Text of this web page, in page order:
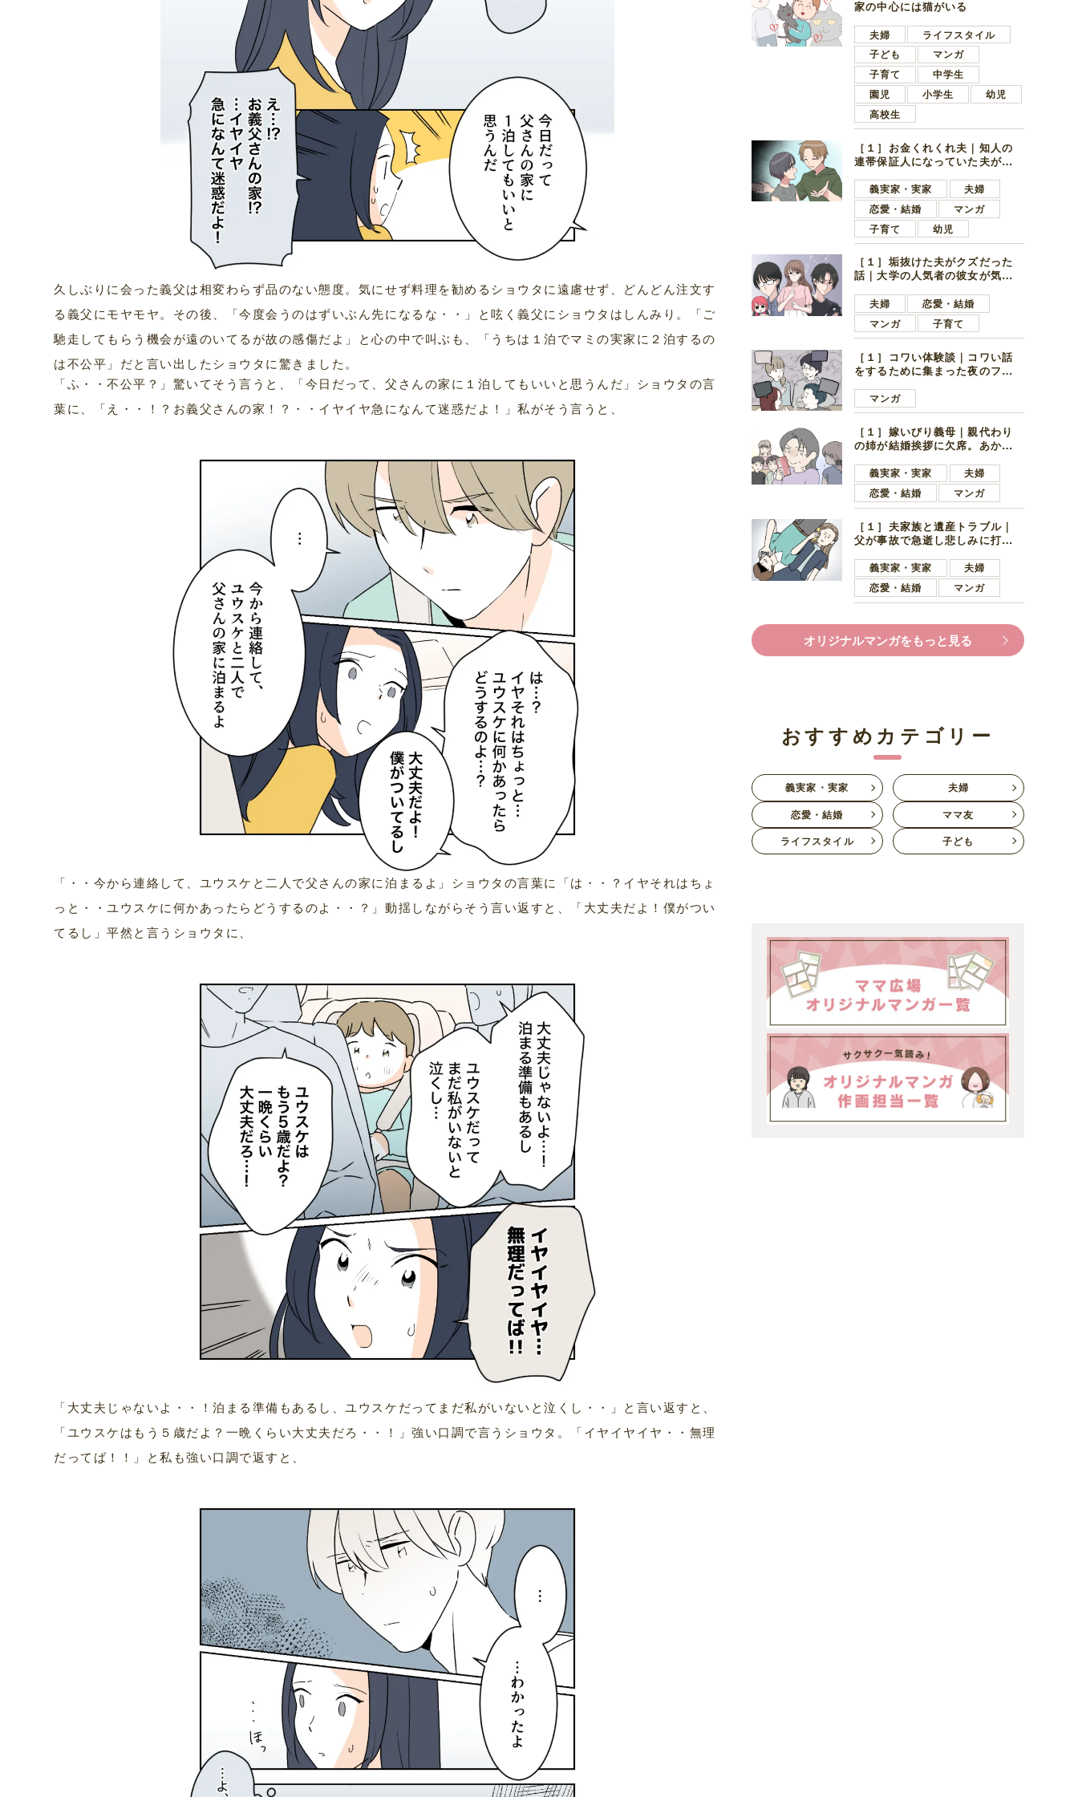
久しぶりに会った義父は相変わらず品のない態度。気にせず料理を勧めるショウタに遠慮せず、どんどん注文す
る義父にモヤモヤ。その後、「今度会うのはずいぶん先になるな・・」と呟く義父にショウタはしんみり。「ご
馳走してもらう機会が遠のいてるが故の感傷だよ」と心の中で叫ぶも、「うちは１泊でマミの実家に２泊するの
は不公平」だと言い出したショウタに驚きました。
「ふ・・不公平？」驚いてそう言うと、「今日だって、父さんの家に１泊してもいいと思うんだ」ショウタの言
葉に、「え・・！？お義父さんの家！？・・イヤイヤ急になんて迷惑だよ！」私がそう言うと、
「・・今から連絡して、ユウスケと二人で父さんの家に泊まるよ」ショウタの言葉に「は・・？イヤそれはちょ
っと・・ユウスケに何かあったらどうするのよ・・？」動揺しながらそう言い返すと、「大丈夫だよ！僕がつい
てるし」平然と言うショウタに、
「大丈夫じゃないよ・・！泊まる準備もあるし、ユウスケだってまだ私がいないと泣くし・・」と言い返すと、
「ユウスケはもう５歳だよ？一晩くらい大丈夫だろ・・！」強い口調で言うショウタ。「イヤイヤイヤ・・無理
だってば！！」と私も強い口調で返すと、
家の中心には猫がいる
夫婦
ライフスタイル
子ども
マンガ
子育て
中学生
園児
小学生
幼児
高校生
［１］お金くれくれ夫｜知人の
連帯保証人になっていた夫が家
言ってきた
義実家・実家
夫婦
恋愛・結婚
マンガ
子育て
幼児
［１］垢抜けた夫がクズだった
話｜大学の人気者の彼女が気に
子学生
夫婦
恋愛・結婚
マンガ
子育て
［１］コワい体験談｜コワい話
をするために集まった夜のファ
好きの男の子ママ
マンガ
［１］嫁いびり義母｜親代わり
の姉が結婚挨拶に欠席。あから
義実家・実家
夫婦
恋愛・結婚
マンガ
［１］夫家族と遺産トラブル｜
父が事故で急逝し悲しみに打ち
ます夫
義実家・実家
夫婦
恋愛・結婚
マンガ
オリジナルマンガをもっと見る
おすすめカテゴリー
義実家・実家
夫婦
恋愛・結婚
ママ友
ライフスタイル
子ども